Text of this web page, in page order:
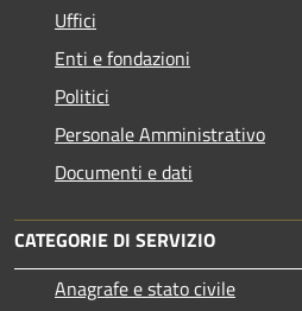
Uffici
Enti e fondazioni
Politici
Personale Amministrativo
Documenti e dati
CATEGORIE DI SERVIZIO
Anagrafe e stato civile